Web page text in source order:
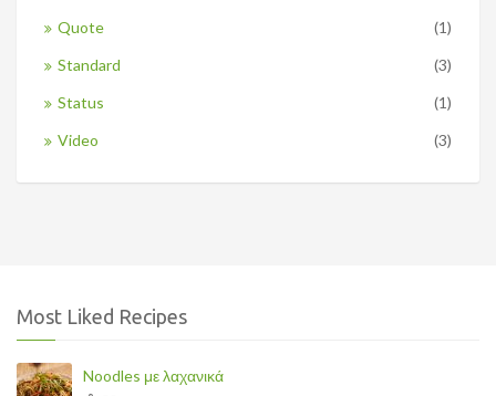
Quote
(1)
Standard
(3)
Status
(1)
Video
(3)
Most Liked Recipes
Noodles με λαχανικά